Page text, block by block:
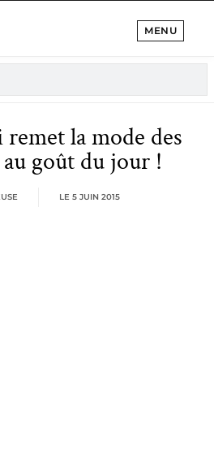
MENU
remet la mode des
au goût du jour !
LE 5 JUIN 2015